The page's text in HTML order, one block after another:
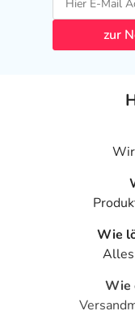
Erkenntnissen
Erwägung zu ziehen.
verordnet worden,
als das Risiko, das
Gegenanzeige in
- Magen-Darm-
- Durchfälle
zur
Wie
Wie